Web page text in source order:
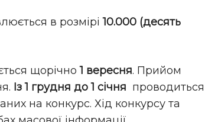
в розмірі10.000 (десять
щорічно1 вересня. Прийом
Із 1 грудня до 1 січня проводиться
на конкурс. Хід конкурсу та